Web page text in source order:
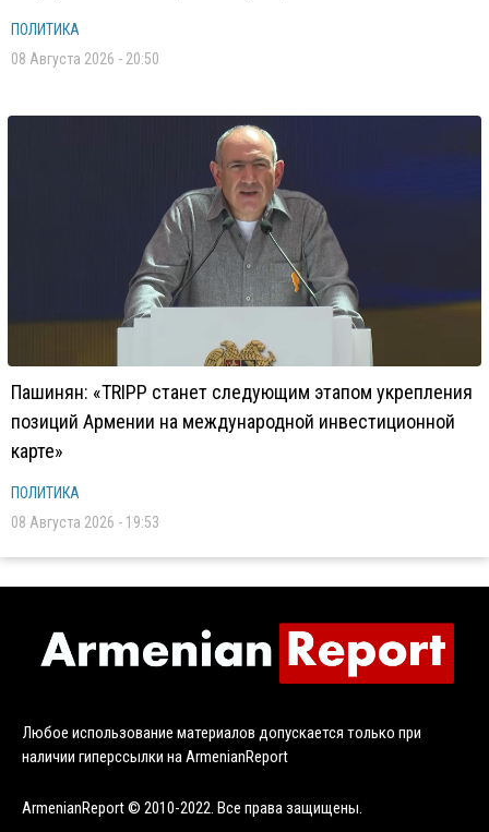
ПОЛИТИКА
08 Августа 2026 - 20:50
Пашинян: «TRIPP станет следующим этапом укрепления
позиций Армении на международной инвестиционной
карте»
ПОЛИТИКА
08 Августа 2026 - 19:53
Любое использование материалов допускается только при
наличии гиперссылки на ArmenianReport
ArmenianReport © 2010-2022. Все права защищены.